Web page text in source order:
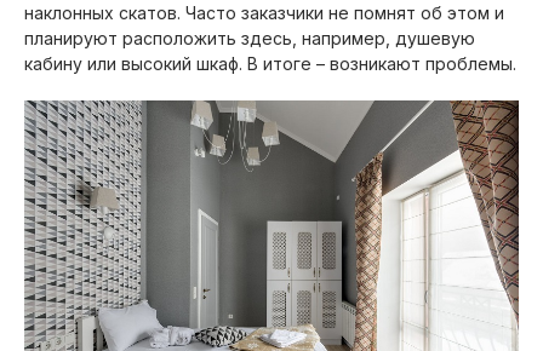
наклонных скатов. Часто заказчики не помнят об этом и
планируют расположить здесь, например, душевую
кабину или высокий шкаф. В итоге – возникают проблемы.